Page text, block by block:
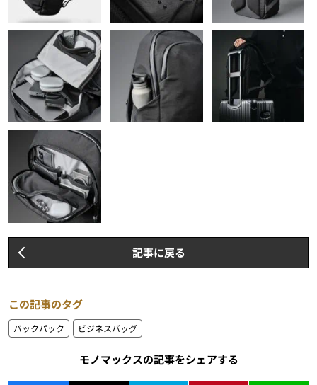
記事に戻る
この記事のタグ
バックパック ビジネスバッグ
モノマックスの記事をシェアする